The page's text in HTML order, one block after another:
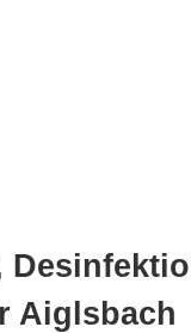
Aiglsbach